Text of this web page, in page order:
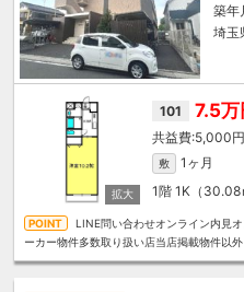
築年
埼玉
101 7.5万
5,000円
敷 1ヶ月
1階 1K（30.08
LINE問い合わせオンライン内見
ーカー物件多数取り扱い店当店掲載物件以